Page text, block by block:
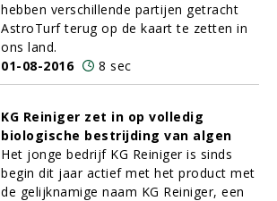
hebben verschillende partijen getracht
AstroTurf terug op de kaart te zetten in
ons land.
01-08-2016
8 sec
KG Reiniger zet in op volledig
biologische bestrijding van algen
Het jonge bedrijf KG Reiniger is sinds
begin dit jaar actief met het product met
de gelijknamige naam KG Reiniger, een